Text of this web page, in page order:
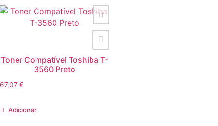
Toner Compatível Toshiba T-
3560 Preto
67,07 €
Adicionar